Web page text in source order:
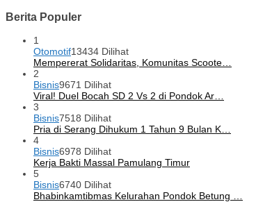
Berita Populer
1
Otomotif13434 Dilihat
Mempererat Solidaritas, Komunitas Scoote…
2
Bisnis9671 Dilihat
Viral! Duel Bocah SD 2 Vs 2 di Pondok Ar…
3
Bisnis7518 Dilihat
Pria di Serang Dihukum 1 Tahun 9 Bulan K…
4
Bisnis6978 Dilihat
Kerja Bakti Massal Pamulang Timur
5
Bisnis6740 Dilihat
Bhabinkamtibmas Kelurahan Pondok Betung …